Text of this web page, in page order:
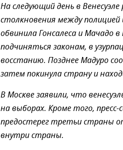
На следующий день в
столкновения между
обвинила Гонсалеса и Мачадо
подчиняться законам, в
восстанию. Позднее Мадуро
затем покинула страну и
В Москве заявили, что
на выборах. Кроме того,
предостерег третьи страны
внутри страны.